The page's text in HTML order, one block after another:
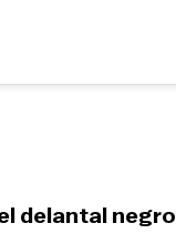
delantal